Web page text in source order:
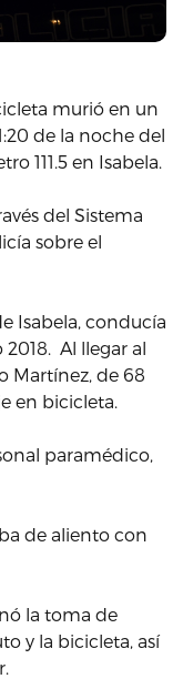
murió en un
de la noche del
111.5 en Isabela.
del Sistema
sobre el
Isabela, conducía
2018. Al llegar al
Martínez, de 68
en bicicleta.
paramédico,
de aliento con
la toma de
y la bicicleta, así